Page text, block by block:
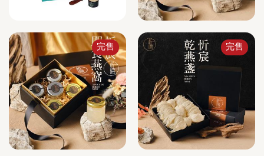
完售 完售